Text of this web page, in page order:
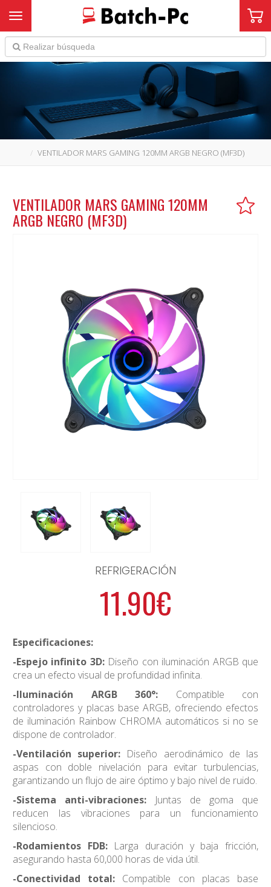
Toggle navigation
VENTILADOR MARS GAMING 120MM ARGB NEGRO (MF3D)
VENTILADOR MARS GAMING 120MM
ARGB NEGRO (MF3D)
REFRIGERACIÓN
11.90€
Especificaciones:
-Espejo infinito 3D:Diseño con iluminación ARGB que
crea un efecto visual de profundidad infinita.
-Iluminación ARGB 360°: Compatible con
controladores y placas base ARGB, ofreciendo efectos
de iluminación Rainbow CHROMA automáticos si no se
dispone de controlador.
-Ventilación superior: Diseño aerodinámico de las
aspas con doble nivelación para evitar turbulencias,
garantizando un flujo de aire óptimo y bajo nivel de ruido.
-Sistema anti-vibraciones: Juntas de goma que
reducen las vibraciones para un funcionamiento
silencioso.
-Rodamientos FDB:Larga duración y baja fricción,
asegurando hasta 60,000 horas de vida útil.
-Conectividad total: Compatible con placas base